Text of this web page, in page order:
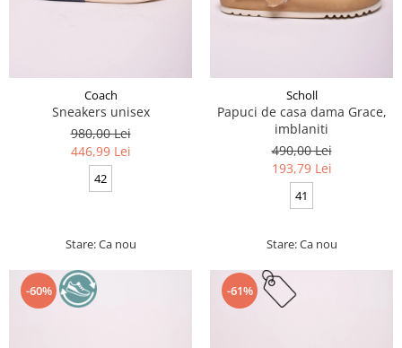
Coach
Sneakers unisex
980,00 Lei
446,99 Lei
42
Stare: Ca nou
Scholl
Papuci de casa dama Grace,
imblaniti
490,00 Lei
193,79 Lei
41
Stare: Ca nou
-60% -61%